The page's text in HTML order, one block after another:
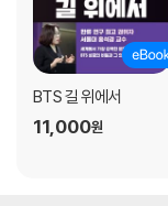
V’s “Singularity”
The Completion of
Chapter 3: The
s Theory:
Why Do Young
BTS 길 위에서
11,000원